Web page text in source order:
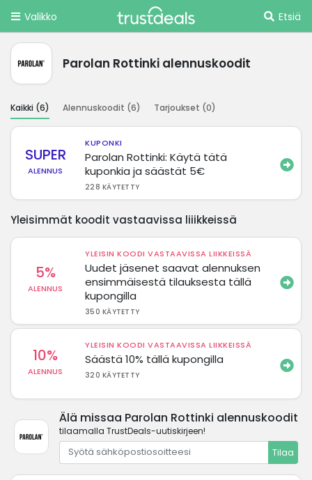
Valikko Etsiä
Parolan Rottinki alennuskoodit
Kaikki (6) Alennuskoodit (6) Tarjoukset (0)
SUPER
ALENNUS
KUPONKI
Parolan Rottinki: Käytä tätä
kuponkia ja säästät 5€
228 KÄYTETTY
Yleisimmät koodit vastaavissa liiikkeissä
5%
ALENNUS
YLEISIN KOODI VASTAAVISSA LIIKKEISSÄ
Uudet jäsenet saavat alennuksen
ensimmäisestä tilauksesta tällä
kupongilla
350 KÄYTETTY
10%
ALENNUS
YLEISIN KOODI VASTAAVISSA LIIKKEISSÄ
Säästä 10% tällä kupongilla
320 KÄYTETTY
Älä missaa Parolan Rottinki alennuskoodit
tilaamalla TrustDeals-uutiskirjeen!
Tilaa